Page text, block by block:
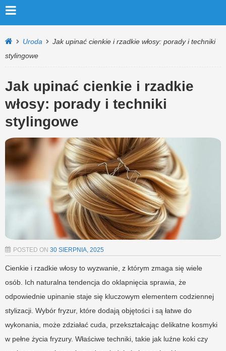
Uroda
Jak upinać cienkie i rzadkie włosy: porady i techniki
stylingowe
Jak upinać cienkie i rzadkie
włosy: porady i techniki
stylingowe
POSTED ON 30 SIERPNIA, 2025
Cienkie i rzadkie włosy to wyzwanie, z którym zmaga się wiele
osób. Ich naturalna tendencja do oklapnięcia sprawia, że
odpowiednie upinanie staje się kluczowym elementem codziennej
stylizacji. Wybór fryzur, które dodają objętości i są łatwe do
wykonania, może zdziałać cuda, przekształcając delikatne kosmyki
w pełne życia fryzury. Właściwe techniki, takie jak luźne koki czy